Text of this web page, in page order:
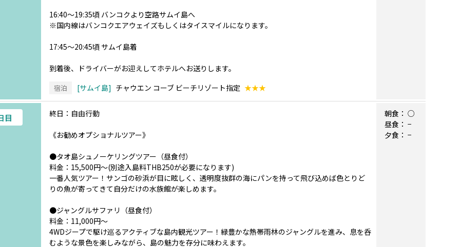
16:40～19:35頃 バンコクより空路サムイ島へ
※国内線はバンコクエアウェイズもしくはタイスマイルになります。
17:45～20:45頃 サムイ島着
到着後、ドライバーがお迎えしてホテルへお送りします。
宿泊 サムイ島 チャウエン コーブ ビーチリゾート指定 ★★★
目 終日：自由行動
《お勧めオプショナルツアー》
●タオ島シュノーケリングツアー（昼食付）
料金：15,500円～(別途入島料THB250が必要になります)
一番人気ツアー！サンゴの砂浜が目に眩しく、透明度抜群の海にパンを持って飛び込めば色とりど
りの魚が寄ってきて自分だけの水族館が楽しめます。
●ジャングルサファリ（昼食付）
料金：11,000円～
4WDジープで駆け巡るアクティブな島内観光ツアー！緑豊かな熱帯雨林のジャングルを進み、息を呑
むような景色を楽しみながら、島の魅力を存分に味わえます。
朝食： ○
昼食： −
夕食： −